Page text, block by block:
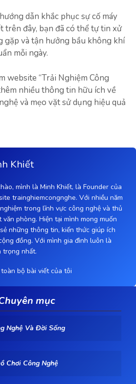
dẫn khắc phục sự cố máy
trên đây, bạn đã có thể tự tin xử
gặp và tận hưởng bầu không khí
mỗi ngày.
website “Trải Nghiệm Công
nhiều thông tin hữu ích về
và mẹo vặt sử dụng hiệu quả
Khiết
mình là Minh Khiết, là Founder của
trainghiemcongnghe. Với nhiều năm
trong lĩnh vực công nghệ và thủ
văn phòng. Hiện tại mình mong muốn
những thông tin, kiến thức giúp ích
đồng. Với mình gia đình luôn là
trọng nhất.
bộ bài viết của tôi
mục
Nghệ Và Đời Sống
Chơi Công Nghệ